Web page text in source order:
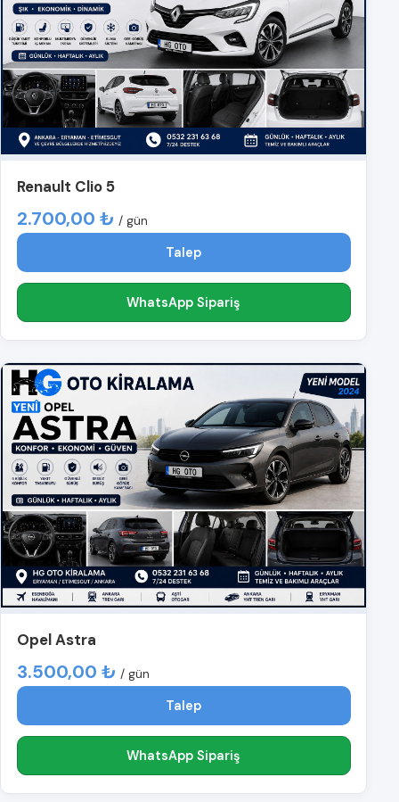
Renault Clio 5
2.700,00 ₺ / gün
Talep
WhatsApp Sipariş
Opel Astra
3.500,00 ₺ / gün
Talep
WhatsApp Sipariş